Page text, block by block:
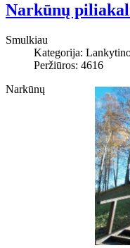
Narkūnų
Smulkiau
Kategorija:
Peržiūros: 4616
Narkūnų